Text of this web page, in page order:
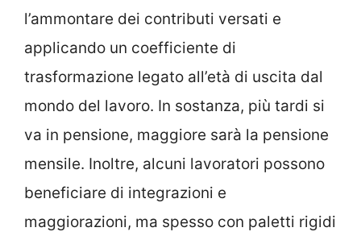
l’ammontare dei contributi versati e
applicando un coefficiente di
trasformazione legato all’età di uscita dal
mondo del lavoro. In sostanza, più tardi si
va in pensione, maggiore sarà la pensione
mensile. Inoltre, alcuni lavoratori possono
beneficiare di integrazioni e
maggiorazioni, ma spesso con paletti rigidi